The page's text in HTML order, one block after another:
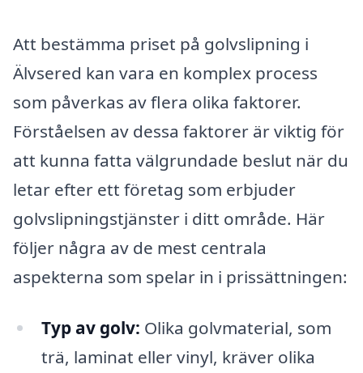
Att bestämma priset på golvslipning i
Älvsered kan vara en komplex process
som påverkas av flera olika faktorer.
Förståelsen av dessa faktorer är viktig för
att kunna fatta välgrundade beslut när du
letar efter ett företag som erbjuder
golvslipningstjänster i ditt område. Här
följer några av de mest centrala
aspekterna som spelar in i prissättningen:
Typ av golv: Olika golvmaterial, som
trä, laminat eller vinyl, kräver olika